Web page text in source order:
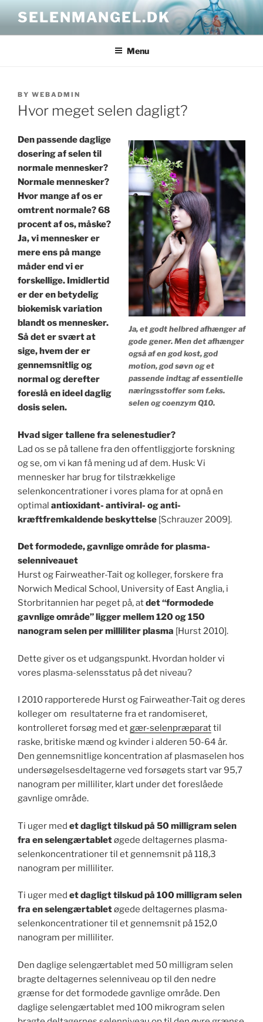
content
SELENMANGEL.DK
Menu
POSTED
ON
BY WEBADMIN
Hvor meget selen dagligt?
Ja, et godt helbred afhænger af
gode gener. Men det afhænger
også af en god kost, god
motion, god søvn og et
passende indtag af essentielle
næringsstoffer som f.eks.
selen og coenzym Q10.
Den passende daglige
dosering af selen til
normale mennesker?
Normale mennesker?
Hvor mange af os er
omtrent normale? 68
procent af os, måske?
Ja, vi mennesker er
mere ens på mange
måder end vi er
forskellige. Imidlertid
er der en betydelig
biokemisk variation
blandt os mennesker.
Så det er svært at
sige, hvem der er
gennemsnitlig og
normal og derefter
foreslå en ideel daglig
dosis selen.
Hvad siger tallene fra selenestudier?
Lad os se på tallene fra den offentliggjorte forskning
og se, om vi kan få mening ud af dem. Husk: Vi
mennesker har brug for tilstrækkelige
selenkoncentrationer i vores plama for at opnå en
optimal antioxidant- antiviral- og anti-
kræftfremkaldende beskyttelse [Schrauzer 2009].
Det formodede, gavnlige område for plasma-
selenniveauet
Hurst og Fairweather-Tait og kolleger, forskere fra
Norwich Medical School, University of East Anglia, i
Storbritannien har peget på, atdet “formodede
gavnlige område” ligger mellem 120 og 150
nanogram selen per milliliter plasma [Hurst 2010].
Dette giver os et udgangspunkt. Hvordan holder vi
vores plasma-selensstatus på det niveau?
I 2010 rapporterede Hurst og Fairweather-Tait og deres
kolleger om resultaterne fra et randomiseret,
kontrolleret forsøg med etgær-selenpræparattil
raske, britiske mænd og kvinder i alderen 50-64 år.
Den gennemsnitlige koncentration af plasmaselen hos
undersøgelsesdeltagerne ved forsøgets start var 95,7
nanogram per milliliter, klart under det foreslåede
gavnlige område.
Ti uger med et dagligt tilskud på 50 milligram selen
fra en selengærtabletøgede deltagernes plasma-
selenkoncentrationer til et gennemsnit på 118,3
nanogram per milliliter.
Ti uger med et dagligt tilskud på 100 milligram selen
fra en selengærtabletøgede deltagernes plasma-
selenkoncentrationer til et gennemsnit på 152,0
nanogram per milliliter.
Den daglige selengærtablet med 50 milligram selen
bragte deltagernes selenniveau op til den nedre
grænse for det formodede gavnlige område. Den
daglige selengærtablet med 100 mikrogram selen